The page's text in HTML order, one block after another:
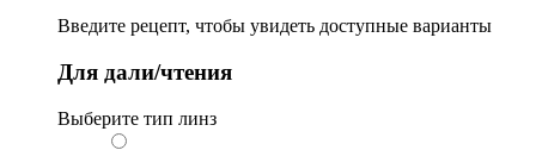
Введите рецепт, чтобы увидеть доступные варианты
Для дали/чтения
Выберите тип линз